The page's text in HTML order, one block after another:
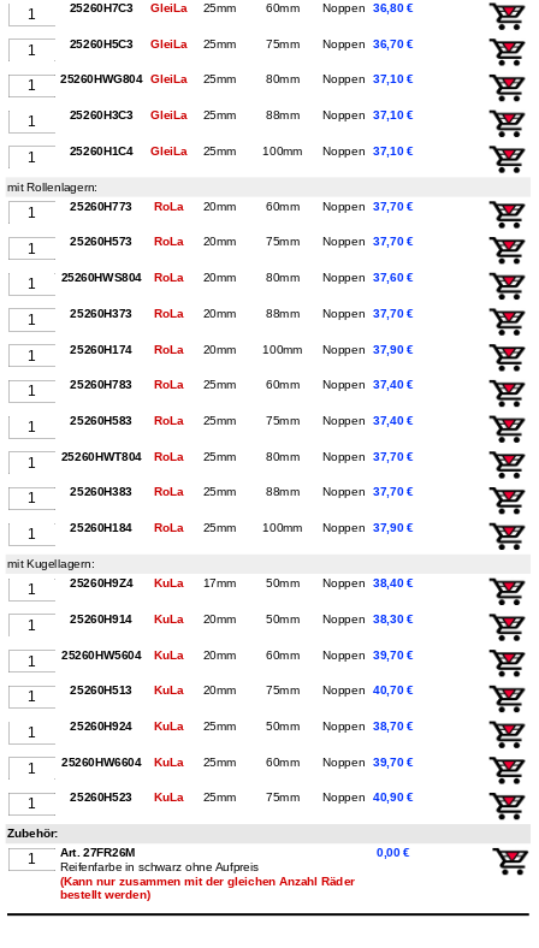
25260H7C3 GleiLa 25mm 60mm Noppen 36,80 €
25260H5C3 GleiLa 25mm 75mm Noppen 36,70 €
25260HWG804 GleiLa 25mm 80mm Noppen 37,10 €
25260H3C3 GleiLa 25mm 88mm Noppen 37,10 €
25260H1C4 GleiLa 25mm 100mm Noppen 37,10 €
mit Rollenlagern:
25260H773
RoLa 20mm 60mm Noppen 37,70 €
25260H573 RoLa 20mm 75mm Noppen 37,70 €
25260HWS804 RoLa 20mm 80mm Noppen 37,60 €
25260H373 RoLa 20mm 88mm Noppen 37,70 €
25260H174 RoLa 20mm 100mm Noppen 37,90 €
25260H783 RoLa 25mm 60mm Noppen 37,40 €
25260H583 RoLa 25mm 75mm Noppen 37,40 €
25260HWT804 RoLa 25mm 80mm Noppen 37,70 €
25260H383 RoLa 25mm 88mm Noppen 37,70 €
25260H184 RoLa 25mm 100mm Noppen 37,90 €
mit Kugellagern:
25260H9Z4
KuLa 17mm 50mm Noppen 38,40 €
25260H914 KuLa 20mm 50mm Noppen 38,30 €
25260HW5604 KuLa 20mm 60mm Noppen 39,70 €
25260H513 KuLa 20mm 75mm Noppen 40,70 €
25260H924 KuLa 25mm 50mm Noppen 38,70 €
25260HW6604 KuLa 25mm 60mm Noppen 39,70 €
25260H523 KuLa 25mm 75mm Noppen 40,90 €
Zubehör:
Art. 27FR26M
Reifenfarbe in schwarz ohne Aufpreis
(Kann nur zusammen mit der gleichen Anzahl Räder
bestellt werden)
0,00 €